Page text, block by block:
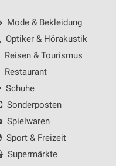
Mode & Bekleidung
Optiker & Hörakustik
Reisen & Tourismus
Restaurant
Schuhe
Sonderposten
Spielwaren
Sport & Freizeit
Supermärkte